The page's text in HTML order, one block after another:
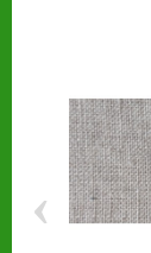
‹